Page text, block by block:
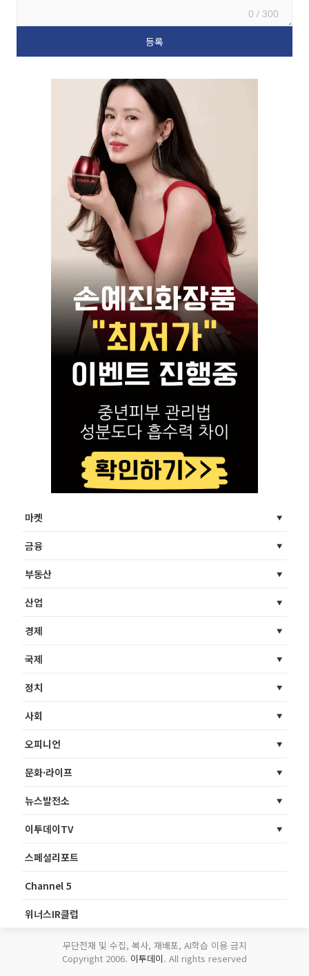
0 / 300
마켓
금융
부동산
산업
경제
국제
정치
사회
오피니언
문화·라이프
뉴스발전소
이투데이TV
스페셜리포트
Channel 5
위너스IR클럽
무단전재 및 수집, 복사, 재배포, AI학습 이용 금지
Copyright 2006. 이투데이. All rights reserved